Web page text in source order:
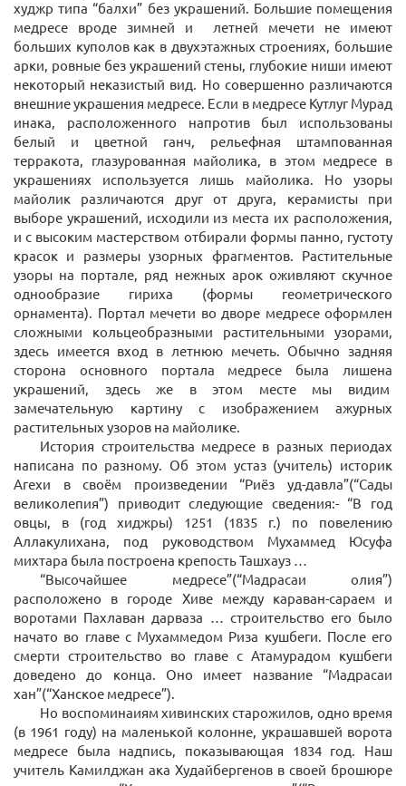
худжр типа “балхи” без украшений. Большие помещения
медресе вроде зимней и летней мечети не имеют
больших куполов как в двухэтажных строениях, большие
арки, ровные без украшений стены, глубокие ниши имеют
некоторый неказистый вид. Но совершенно различаются
внешние украшения медресе. Если в медресе Кутлуг Мурад
инака, расположенного напротив был использованы
белый и цветной ганч, рельефная штампованная
терракота, глазурованная майолика, в этом медресе в
украшениях используется лишь майолика. Но узоры
майолик различаются друг от друга, керамисты при
выборе украшений, исходили из места их раcположения,
и с высоким мастерством отбирали формы панно, густоту
красок и размеры узорных фрагментов. Растительные
узоры на портале, ряд нежных арок оживляют скучное
однообразие гириха (формы геометрического
орнамента). Портал мечети во дворе медресе оформлен
сложными кольцеобразными растительными узорами,
здесь имеется вход в летнюю мечеть. Обычно задняя
сторона основного портала медресе была лишена
украшений, здесь же в этом месте мы видим
замечательную картину с изображением ажурных
растительных узоров на майолике.
История строительства медресе в разных периодах
написана по разному. Об этом устаз (учитель) историк
Агехи в своём произведении “Риёз уд-давла”(“Сады
великолепия”) приводит следующие сведения:- “В год
овцы, в (год хиджры) 1251 (1835 г.) по повелению
Аллакулихана, под руководством Мухаммед Юсуфа
михтара была построена крепость Ташхауз …
“Высочайшее медресе”(“Мадрасаи олия”)
расположено в городе Хиве между караван-сараем и
воротами Пахлаван дарваза … строительство его было
начато во главе с Мухаммедом Риза кушбеги. После его
смерти строительство во главе с Атамурадом кушбеги
доведено до конца. Оно имеет название “Мадрасаи
хан”(“Ханское медресе”).
Но воспоминаиям хивинских старожилов, одно время
(в 1961 году) на маленькой колонне, украшавшей ворота
медресе была надпись, показывающая 1834 год. Наш
учитель Камилджан ака Худайбергенов в своей брошюре